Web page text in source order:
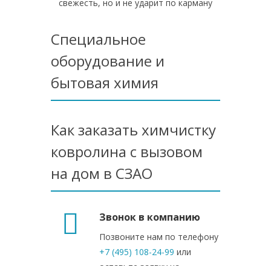
свежесть, но и не ударит по карману
Специальное
оборудование и
бытовая химия
Как заказать химчистку
ковролина с вызовом
на дом в СЗАО
Звонок в компанию
Позвоните нам по телефону
+7 (495) 108-24-99 или